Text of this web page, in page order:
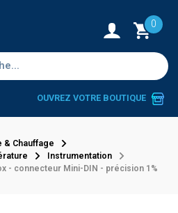
0
OUVREZ VOTRE BOUTIQUE
& Chauffage
Instrumentation
- connecteur Mini-DIN - précision 1%